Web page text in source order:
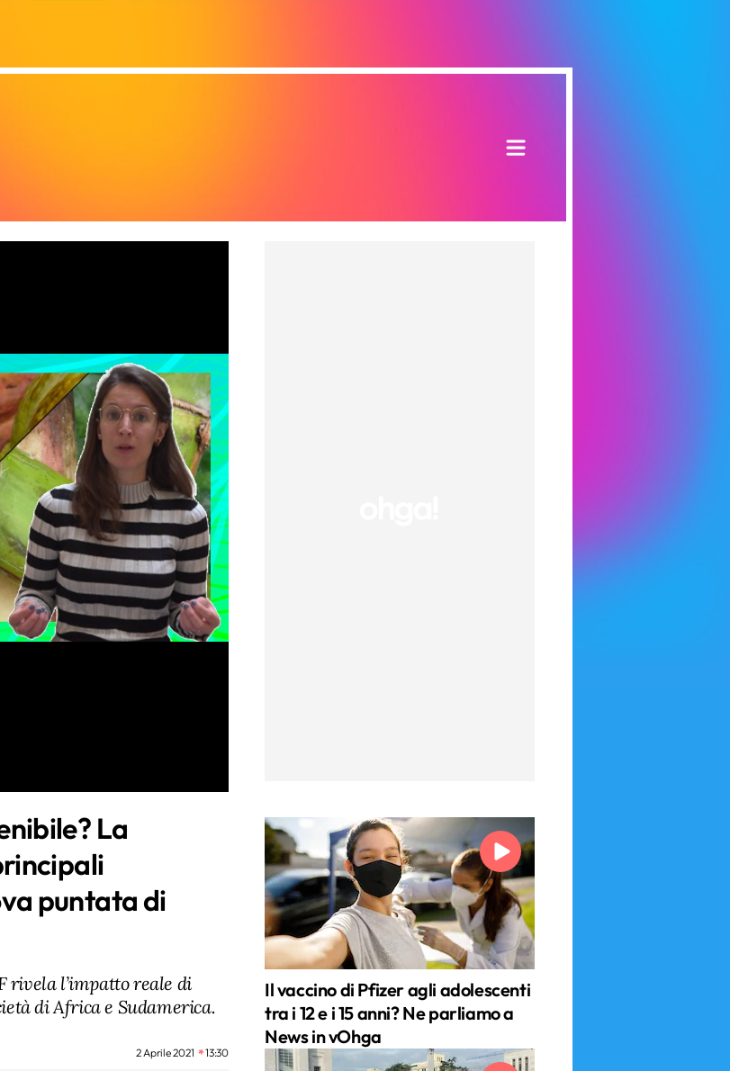
La
puntata di
rivela l’impatto reale di
di Africa e Sudamerica.
2 Aprile 2021 13:30
Il vaccino di Pfizer agli adolescenti
tra i 12 e i 15 anni? Ne parliamo a
News in vOhga